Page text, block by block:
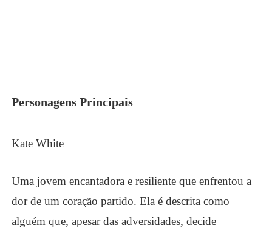
Personagens Principais
Kate White
Uma jovem encantadora e resiliente que enfrentou a
dor de um coração partido. Ela é descrita como
alguém que, apesar das adversidades, decide